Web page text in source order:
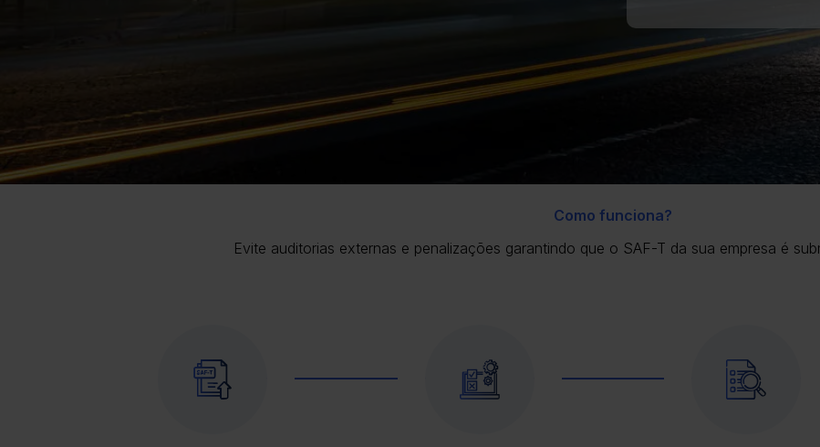
Como funciona?
Evite auditorias externas e penalizações garantindo que o SAF-T da sua empresa é